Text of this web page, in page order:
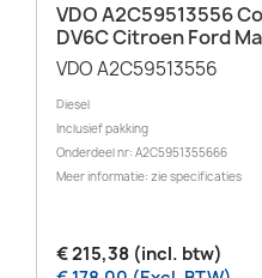
VDO A2C59513556
DV6C Citroen Ford
VDO A2C59513556
Diesel
Inclusief pakking
Onderdeel nr: A2C5951355666
Meer informatie: zie specificaties
€ 215,38 (incl. btw)